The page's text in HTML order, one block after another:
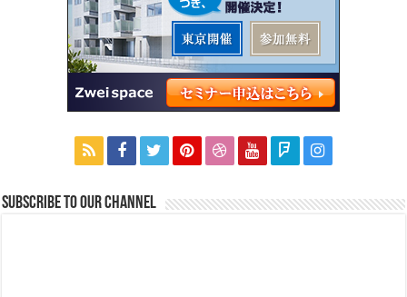
Subscribe to our Channel